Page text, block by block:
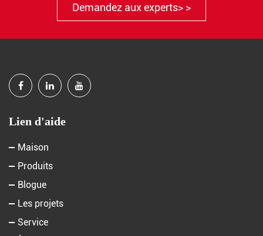
Demandez aux experts> >
Lien d'aide
Maison
Produits
Blogue
Les projets
Service